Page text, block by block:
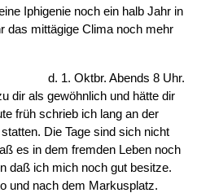
Iphigenie noch ein halb Jahr in
das mittägige Clima noch mehr
d. 1. Oktbr. Abends 8 Uhr.
dir als gewöhnlich und hätte dir
früh schrieb ich lang an der
Die Tage sind sich nicht
es in dem fremden Leben noch
daß ich mich noch gut besitze.
und nach dem Markusplatz.